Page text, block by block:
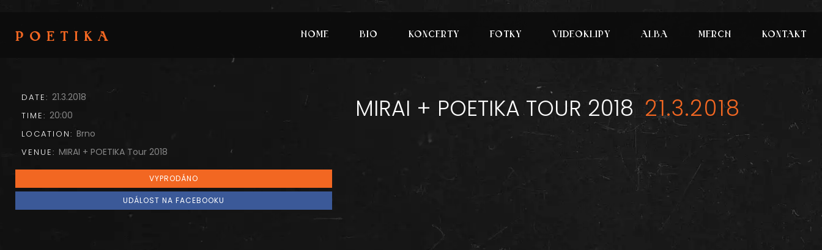
POETIKA HOME BIO KONCERTY FOTKY VIDEOKLIPY ALBA MERCH KONTAKT
DATE: 21.3.2018
TIME: 20:00
LOCATION: Brno
VENUE: MIRAI + POETIKA Tour 2018
VYPRODÁNO
UDÁLOST NA FACEBOOKU
MIRAI + POETIKA TOUR 2018 21.3.2018